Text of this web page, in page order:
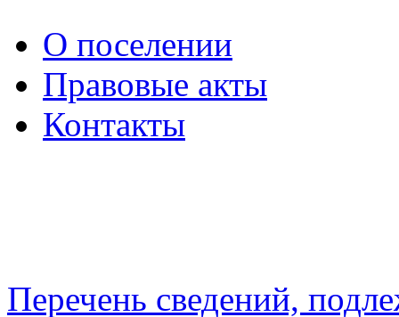
О поселении
Правовые акты
Контакты
Перечень сведений,